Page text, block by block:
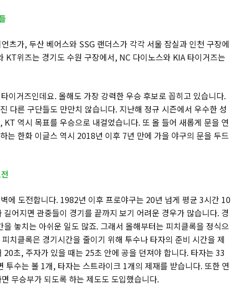
츠가, 두산 베어스와 SSG 랜더스가 각각 서울 잠실과 인천 구장에
KT위즈는 경기도 수원 구장에서, NC 다이노스와 KIA 타이거즈는
이거즈인데요. 올해도 가장 강력한 우승 후보로 꼽히고 있습니다.
다른 구단들도 만만치 않습니다. 지난해 정규 시즌에서 우수한 성
역시 목표를 우승으로 내걸었습니다. 또 올 들어 새롭게 문을 연
는 한화 이글스 역시 2018년 이후 7년 만에 가을 야구의 문을 두드
에 도전합니다. 1982년 이후 프로야구는 20년 넘게 평균 3시간 10
어지면 관중들이 경기를 끝까지 보기 어려운 경우가 많습니다. 경
놓치는 아쉬운 일도 많죠. 그래서 올해부터는 피치클록을 정식으
치클록은 경기시간을 줄이기 위해 투수나 타자의 준비 시간을 제
초, 주자가 있을 때는 25초 안에 공을 던져야 합니다. 타자는 33
투수는 볼 1개, 타자는 스트라이크 1개의 제재를 받습니다. 또한 연
무승부가 되도록 하는 제도도 도입했습니다.